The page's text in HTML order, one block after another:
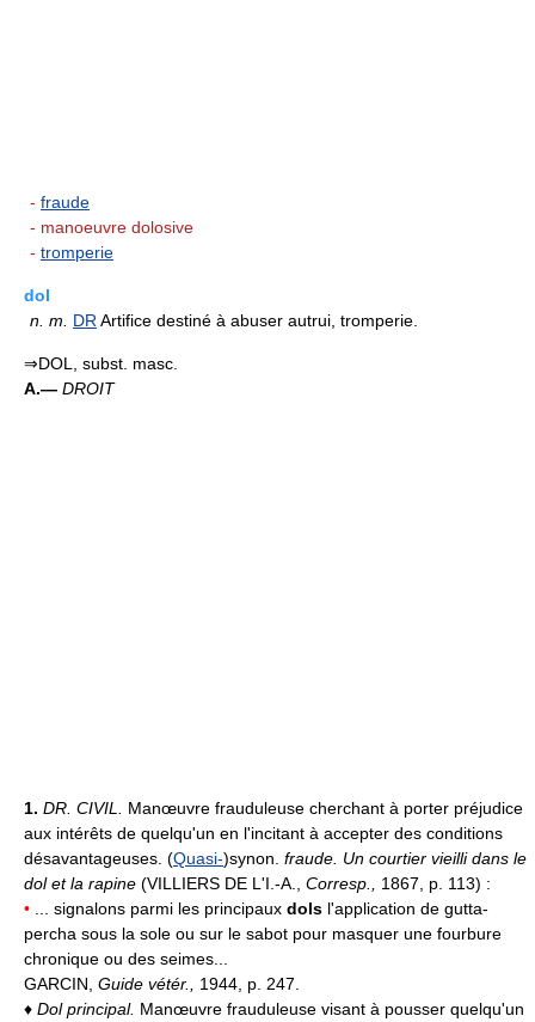
- fraude
- manoeuvre dolosive
- tromperie
dol
n. m. DR Artifice destiné à abuser autrui, tromperie.
⇒DOL, subst. masc.
A.— DROIT
1. DR. CIVIL. Manœuvre frauduleuse cherchant à porter préjudice
aux intérêts de quelqu'un en l'incitant à accepter des conditions
désavantageuses. (Quasi-)synon. fraude. Un courtier vieilli dans le
dol et la rapine (VILLIERS DE L'I.-A., Corresp., 1867, p. 113) :
• ... signalons parmi les principaux dols l'application de gutta-
percha sous la sole ou sur le sabot pour masquer une fourbure
chronique ou des seimes...
GARCIN, Guide vétér., 1944, p. 247.
♦ Dol principal. Manœuvre frauduleuse visant à pousser quelqu'un